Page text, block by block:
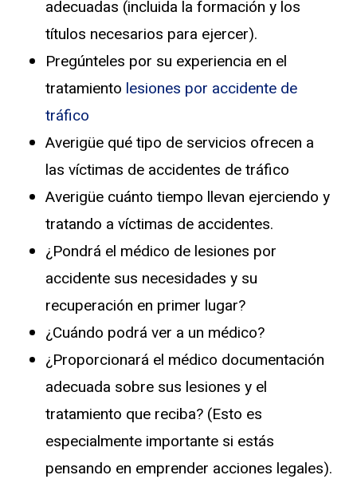
adecuadas (incluida la formación y los
títulos necesarios para ejercer).
Pregúnteles por su experiencia en el
tratamiento lesiones por accidente de
tráfico
Averigüe qué tipo de servicios ofrecen a
las víctimas de accidentes de tráfico
Averigüe cuánto tiempo llevan ejerciendo y
tratando a víctimas de accidentes.
¿Pondrá el médico de lesiones por
accidente sus necesidades y su
recuperación en primer lugar?
¿Cuándo podrá ver a un médico?
¿Proporcionará el médico documentación
adecuada sobre sus lesiones y el
tratamiento que reciba? (Esto es
especialmente importante si estás
pensando en emprender acciones legales).